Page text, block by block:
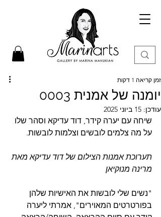
יומנה של אמנית 0003
זמן קריאה 1 דקות
עודכן: 15 ביוני 2025
שיחה עם יערה קידר, דוד עדיקא וסהר שלו
על מה צלמים לובשים וצלמות לובשות.
תערוכת אמנות הצילום של דוד עדיקא מאת
מרינה מנוקיאן
"נשים שלי לובשות את האישיות שלהן
בפורטרטים המאוירים", אמרתי ליערה